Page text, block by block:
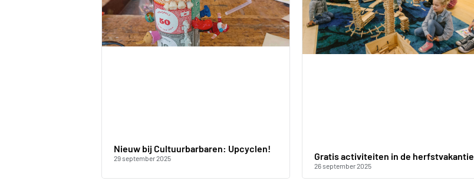
Nieuw bij Cultuurbarbaren: Upcyclen!
29 september 2025 Gratis activiteiten in de herfstvakantie
26 september 2025